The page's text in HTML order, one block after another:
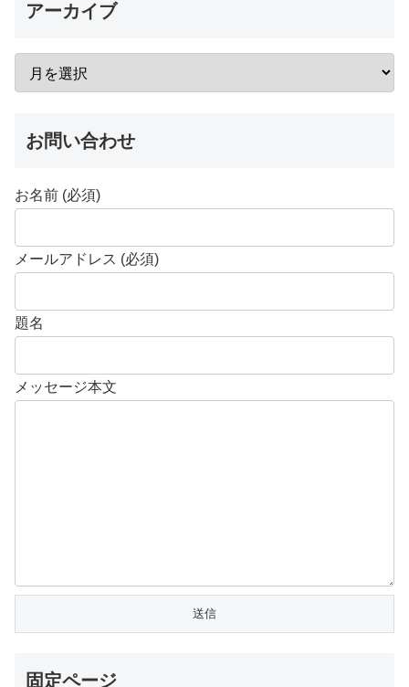
アーカイブ
お問い合わせ
お名前 (必須)
メールアドレス (必須)
題名
メッセージ本文
固定ページ